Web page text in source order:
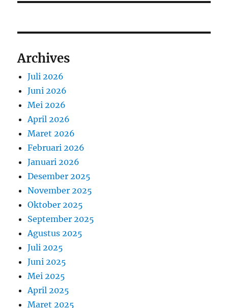
Archives
Juli 2026
Juni 2026
Mei 2026
April 2026
Maret 2026
Februari 2026
Januari 2026
Desember 2025
November 2025
Oktober 2025
September 2025
Agustus 2025
Juli 2025
Juni 2025
Mei 2025
April 2025
Maret 2025